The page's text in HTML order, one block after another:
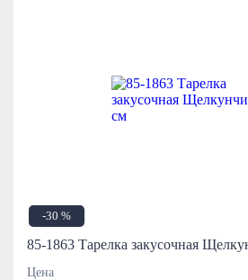
-30 %
85-1863 Тарелка закусочная
Цена